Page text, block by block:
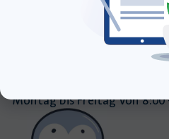
08395 93035
info@krapp-
Montag bis Freitag von 8:00